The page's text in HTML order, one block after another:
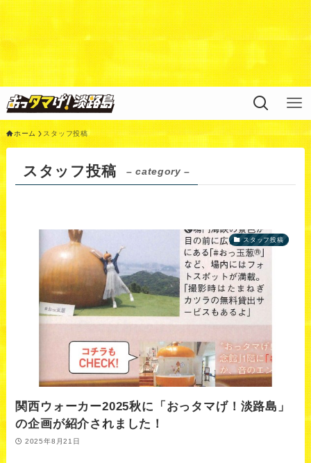
Warning
: Undefined variable $query in
/home/xs311788/uzunokuni.com/public_html/ottamag
e/wp/wp-content/themes/swell_child/functions.php
line44
ホーム スタッフ投稿
スタッフ投稿 – category –
スタッフ投稿
関西ウォーカー2025秋に「おっタマげ！淡路島」
の企画が紹介されました！
2025年8月21日